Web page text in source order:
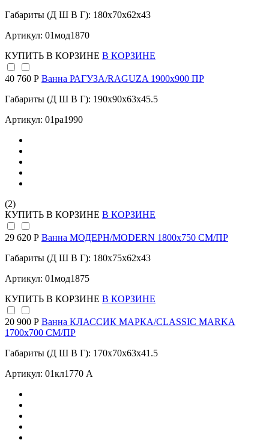
Габариты (Д Ш В Г): 180x70x62x43
Артикул: 01мод1870
КУПИТЬ В КОРЗИНЕ В КОРЗИНЕ
40 760 Р Ванна РАГУЗА/RAGUZA 1900х900 ПР
Габариты (Д Ш В Г): 190x90x63x45.5
Артикул: 01ра1990
(2)
КУПИТЬ В КОРЗИНЕ В КОРЗИНЕ
29 620 Р Ванна МОДЕРН/MODERN 1800х750 СМ/ПР
Габариты (Д Ш В Г): 180x75x62x43
Артикул: 01мод1875
КУПИТЬ В КОРЗИНЕ В КОРЗИНЕ
20 900 Р Ванна КЛАССИК МАРКА/CLASSIC MARKA
1700х700 СМ/ПР
Габариты (Д Ш В Г): 170x70x63x41.5
Артикул: 01кл1770 А